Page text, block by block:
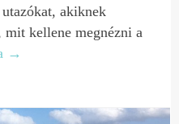
akiknek
mit kellene megnézni a
→